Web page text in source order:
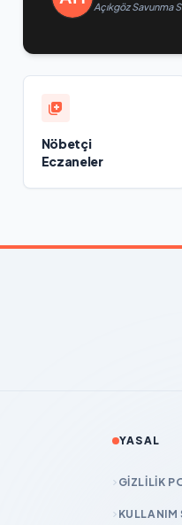
Açıkgöz Savunma
Nöbetçi
Eczaneler
YASAL
GIZLILIK
KULLANIM